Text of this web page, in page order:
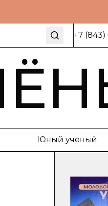
+7 (843)
Юный ученый